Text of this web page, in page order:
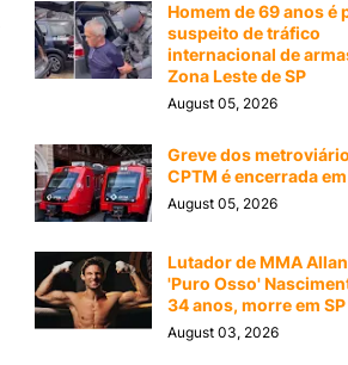
Homem de 69 anos é
suspeito de tráfico
internacional de
Zona Leste de SP
August 05, 2026
Greve dos
CPTM é encerrada em
August 05, 2026
Lutador de MMA Allan
'Puro Osso'
34 anos, morre em SP
August 03, 2026